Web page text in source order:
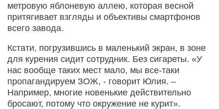
метровую яблоневую аллею, которая весной
притягивает взгляды и объективы смартфонов
всего завода.
Кстати, погрузившись в маленький экран, в зоне
для курения сидит сотрудник. Без сигареты. «У
нас вообще таких мест мало, мы все-таки
пропагандируем ЗОЖ, - говорит Юлия. –
Например, многие новенькие действительно
бросают, потому что окружение не курит».